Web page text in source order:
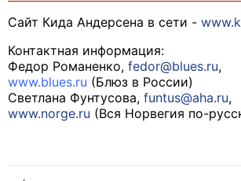
Сайт Кида Андерсена в сети -
Контактная информация:
Федор Романенко, fedor@blues.ru,
www.blues.ru (Блюз в России)
Светлана Фунтусова, funtus@aha.ru,
www.norge.ru (Вся Норвегия по-